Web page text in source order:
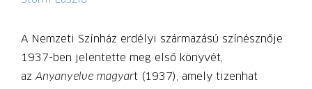
A Nemzeti Színház erdélyi származású színésznője
1937-ben jelentette meg első könyvét,
azAnyanyelve magyart (1937), amely tizenhat